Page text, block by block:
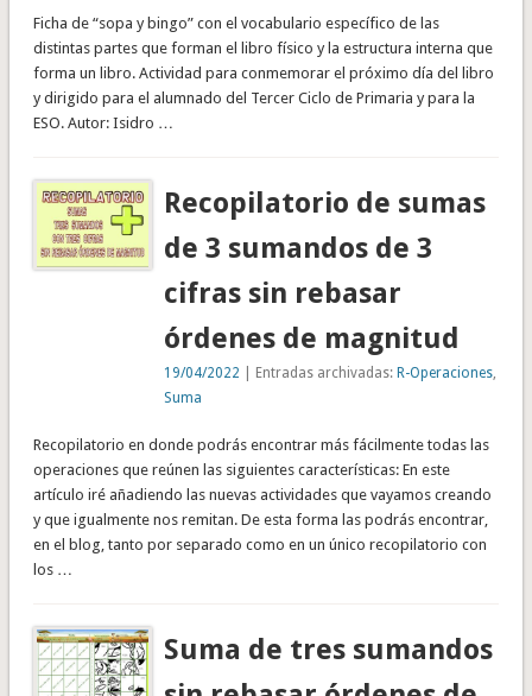
Ficha de “sopa y bingo” con el vocabulario específico de las
distintas partes que forman el libro físico y la estructura interna que
forma un libro. Actividad para conmemorar el próximo día del libro
y dirigido para el alumnado del Tercer Ciclo de Primaria y para la
ESO. Autor: Isidro …
Recopilatorio de sumas
de 3 sumandos de 3
cifras sin rebasar
órdenes de magnitud
19/04/2022 | Entradas archivadas:R-Operaciones
Suma
Recopilatorio en donde podrás encontrar más fácilmente todas las
operaciones que reúnen las siguientes características: En este
artículo iré añadiendo las nuevas actividades que vayamos creando
y que igualmente nos remitan. De esta forma las podrás encontrar,
en el blog, tanto por separado como en un único recopilatorio con
los …
Suma de tres sumandos